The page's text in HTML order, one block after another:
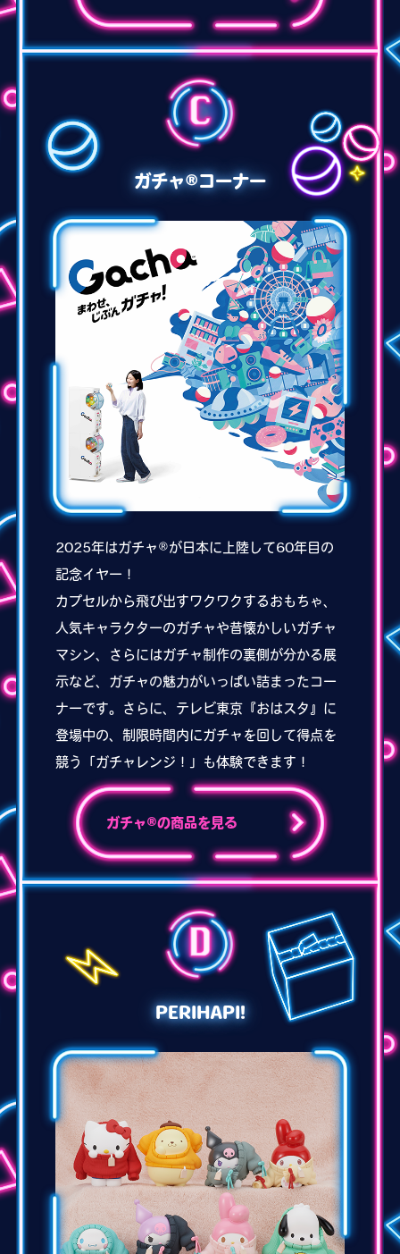
ガチャ®コーナー
2025年はガチャ®︎が日本に上陸して60年目の
記念イヤー！
カプセルから飛び出すワクワクするおもちゃ、
人気キャラクターのガチャや昔懐かしいガチャ
マシン、さらにはガチャ制作の裏側が分かる展
示など、ガチャの魅力がいっぱい詰まったコー
ナーです。さらに、テレビ東京『おはスタ』に
登場中の、制限時間内にガチャを回して得点を
競う「ガチャレンジ！」も体験できます！
ガチャ®の商品を見る
PERIHAPI!